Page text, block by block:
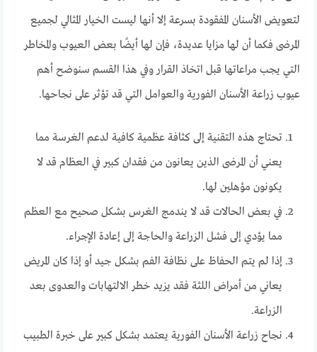
لتعويض الأسنان المفقودة بسرعة إلا أنها ليست الخيار المثالي لجميع
المرضى فكما أن لها مزايا عديدة، فإن لها أيضًا بعض العيوب والمخاطر
التي يجب مراعاتها قبل اتخاذ القرار وفي هذا القسم سنوضح أهم
عيوب زراعة الأسنان الفورية والعوامل التي قد تؤثر على نجاحها.
تحتاج هذه التقنية إلى كثافة عظمية كافية لدعم الغرسة مما
يعني أن المرضى الذين يعانون من فقدان كبير في العظام قد لا
يكونون مؤهلين لها.
في بعض الحالات قد لا يندمج الغرس بشكل صحيح مع العظم
مما يؤدي إلى فشل الزراعة والحاجة إلى إعادة الإجراء.
إذا لم يتم الحفاظ على نظافة الفم بشكل جيد أو إذا كان المريض
يعاني من أمراض اللثة فقد يزيد خطر الالتهابات والعدوى بعد
الزراعة.
نجاح زراعة الأسنان الفورية يعتمد بشكل كبير على خبرة الطبيب